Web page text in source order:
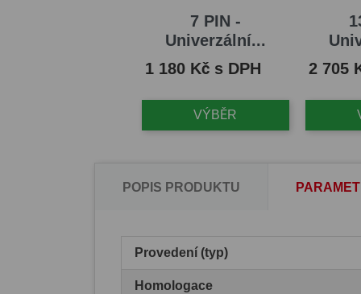
7 PIN -
Univerzální...
Cena
1 180 Kč s DPH
VÝBĚR
Cena
2 705
POPIS PRODUKTU
Provedení (typ)
Homologace